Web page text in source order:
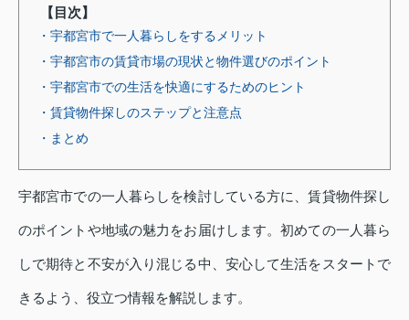
【目次】
・宇都宮市で一人暮らしをするメリット
・宇都宮市の賃貸市場の現状と物件選びのポイント
・宇都宮市での生活を快適にするためのヒント
・賃貸物件探しのステップと注意点
・まとめ
宇都宮市での一人暮らしを検討している方に、賃貸物件探し
のポイントや地域の魅力をお届けします。初めての一人暮ら
しで期待と不安が入り混じる中、安心して生活をスタートで
きるよう、役立つ情報を解説します。